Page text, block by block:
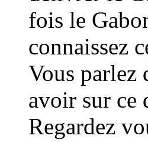
fois le
connaissez
Vous parlez
avoir sur ce
Regardez